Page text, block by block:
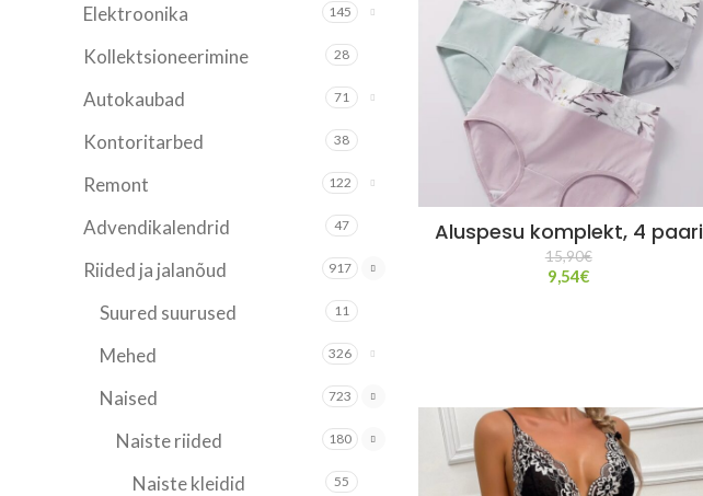
Elektroonika 145
Kollektsioneerimine 28
Autokaubad 71
Kontoritarbed 38
Remont 122
Advendikalendrid 47
Riided ja jalanõud 917
Suured suurused 11
Mehed 326
Naised 723
Naiste riided 180
Naiste kleidid 55
Aluspesu komplekt, 4 paari
15,90€
9,54€